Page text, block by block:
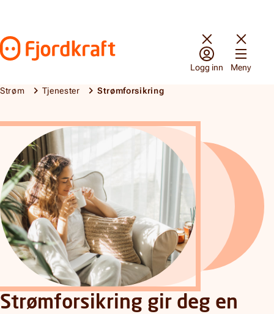
Gå til forsiden
Logg inn Meny
Strøm Tjenester Strømforsikring
Strømforsikring gir deg en